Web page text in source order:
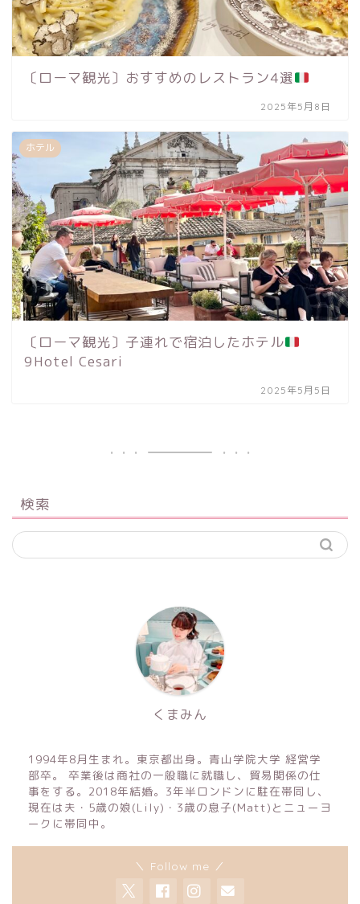
〔ローマ観光〕おすすめのレストラン4選
2025年5月8日
ホテル
〔ローマ観光〕子連れで宿泊したホテル
9Hotel Cesari
2025年5月5日
検索
くまみん
1994年8月生まれ。東京都出身。青山学院大学 経営学
部卒。 卒業後は商社の一般職に就職し、貿易関係の仕
事をする。2018年結婚。3年半ロンドンに駐在帯同し、
現在は夫・5歳の娘(Lily)・3歳の息子(Matt)とニューヨ
ークに帯同中。
＼ Follow me ／